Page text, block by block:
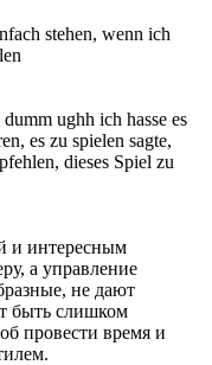
stehen, wenn ich
ughh ich hasse es
es zu spielen sagte,
dieses Spiel zu
и интересным
а управление
не дают
быть слишком
провести время и